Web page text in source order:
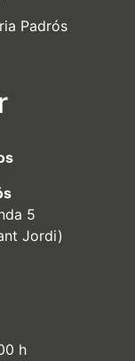
Padrós
5
Jordi)
h